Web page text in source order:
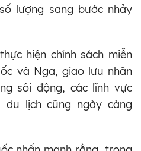
lượng sang bước nhảy
hiện chính sách miễn
và Nga, giao lưu nhân
sôi động, các lĩnh vực
lịch cũng ngày càng